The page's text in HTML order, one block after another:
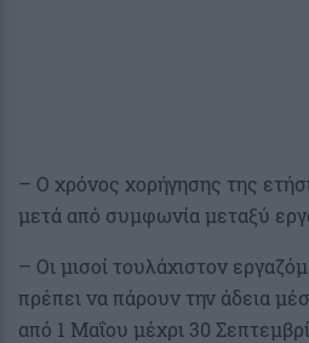
– Ο χρόνος χορήγησης της
μετά από συμφωνία μεταξύ
– Οι μισοί τουλάχιστον
πρέπει να πάρουν την άδεια
από 1 Μαΐου μέχρι 30